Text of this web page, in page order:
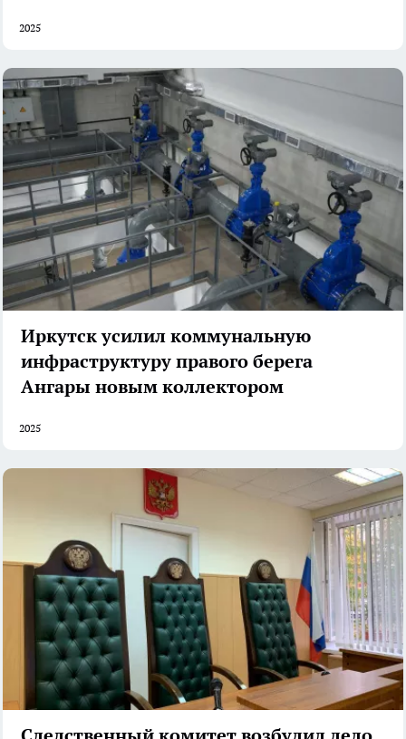
2025
Иркутск усилил коммунальную
инфраструктуру правого берега
Ангары новым коллектором
2025